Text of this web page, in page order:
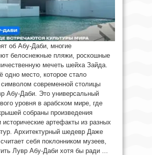
об Абу-Даби, многие
белоснежные пляжи, роскошные
мечеть шейха Зайда.
одно место, которое стало
современной столицы
Даби. Это универсальный
уровня в арабском мире, где
собраны произведения
исторические артефакты из разных
Архитектурный шедевр Даже
себя поклонником музеев,
Лувр Абу-Даби хотя бы ради ...